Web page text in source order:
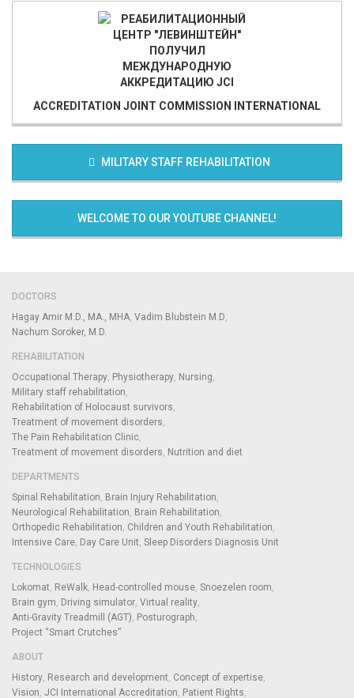
ACCREDITATION JOINT COMMISSION INTERNATIONAL
MILITARY STAFF REHABILITATION
WELCOME TO OUR YOUTUBE CHANNEL!
DOCTORS
Hagay Amir M.D., MA., MHA Vadim Blubstein M.D
Nachum Soroker, M.D.
REHABILITATION
Occupational Therapy Physiotherapy Nursing
Military staff rehabilitation
Rehabilitation of Holocaust survivors
Treatment of movement disorders
The Pain Rehabilitation Clinic
Treatment of movement disorders Nutrition and diet
DEPARTMENTS
Spinal Rehabilitation Brain Injury Rehabilitation
Neurological Rehabilitation Brain Rehabilitation
Orthopedic Rehabilitation Children and Youth Rehabilitation
Intensive Care Day Care Unit Sleep Disorders Diagnosis Unit
TECHNOLOGIES
Lokomat ReWalk Head-controlled mouse Snoezelen room
Brain gym Driving simulator Virtual reality
Anti-Gravity Treadmill (AGT) Posturograph
Project “Smart Crutches”
ABOUT
History Research and development Concept of expertise
Vision JCI International Accreditation Patient Rights